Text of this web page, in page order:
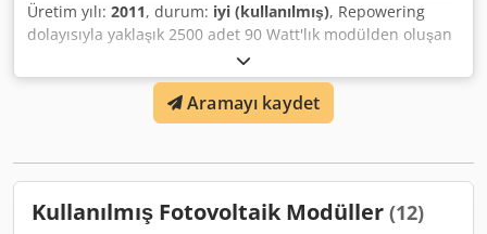
Üretim yılı: 2011, durum: iyi (kullanılmış), Repowering
dolayısıyla yaklaşık 2500 adet 90 Watt'lık modülden oluşan
komple bir PV (fotovoltaik) sistemi satışa sunulmaktadır.
Modüller: Sharp NAG 090B5 90 watt, Mikromorf/Tandem
İnverterler: Chjdpfx Aksytx Tzs Tja 2 adet Kaco XP 100 9
adet Kaco 02Xi Devreye Alma: 2011 Modüller sökülmüş
mümkündür. Depo gibi büyük çatı yüzeyleri için idealdir.
Satış garanti verilmeden yapılacaktır!
Aramayı kaydet
Kullanılmış Fotovoltaik Modüller (12)